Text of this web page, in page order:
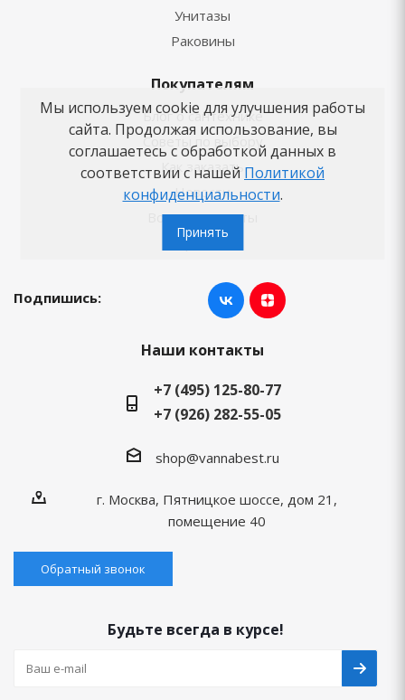
Унитазы
Раковины
Покупателям
Блог о сантехнике
Советы по выбору
Как заказать
Новости
Вопросы-ответы
Бренды
Подпишись:
Наши контакты
+7 (495) 125-80-77
+7 (926) 282-55-05
shop@vannabest.ru
г. Москва, Пятницкое шоссе, дом 21,
помещение 40
Обратный звонок
Будьте всегда в курсе!
Мы используем cookie для улучшения работы
сайта. Продолжая использование, вы
соглашаетесь с обработкой данных в
соответствии с нашей Политикой
конфиденциальности.
Принять